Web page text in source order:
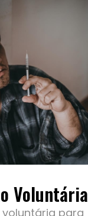
Voluntária
para